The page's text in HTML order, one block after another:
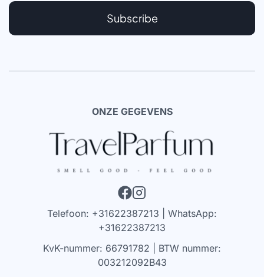
Subscribe
ONZE GEGEVENS
Telefoon: +31622387213 | WhatsApp:
+31622387213
KvK-nummer: 66791782 | BTW nummer:
003212092B43